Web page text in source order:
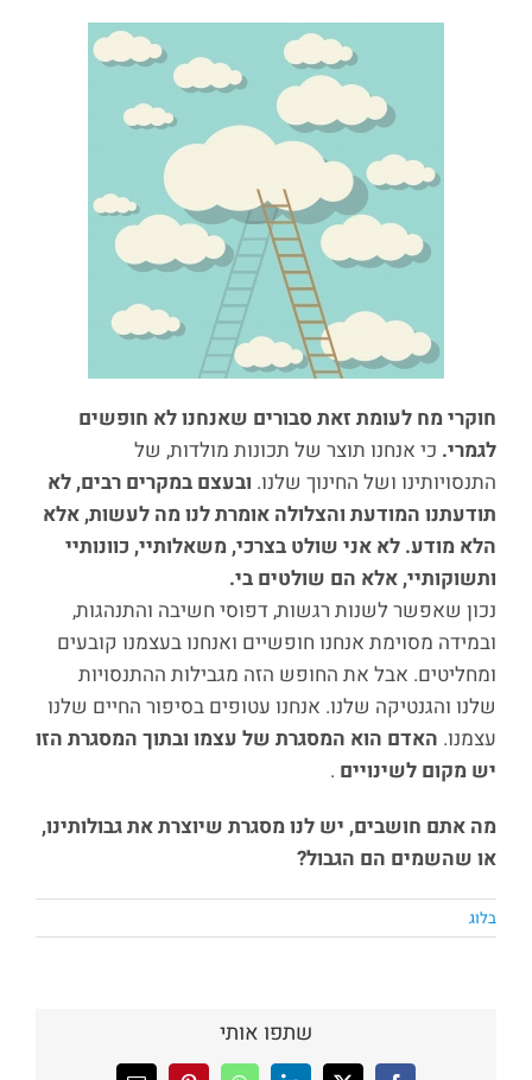
חוקרי מח לעומת זאת סבורים שאנחנו לא חופשים
לגמרי. כי אנחנו תוצר של תכונות מולדות, של
התנסויותינו ושל החינוך שלנו. ובעצם במקרים רבים, לא
תודעתנו המודעת והצלולה אומרת לנו מה לעשות, אלא
הלא מודע. לא אני שולט בצרכי, משאלותיי, כוונותיי
ותשוקותיי, אלא הם שולטים בי.
נכון שאפשר לשנות רגשות, דפוסי חשיבה והתנהגות,
ובמידה מסוימת אנחנו חופשיים ואנחנו בעצמנו קובעים
ומחליטים. אבל את החופש הזה מגבילות ההתנסויות
שלנו והגנטיקה שלנו. אנחנו עטופים בסיפור החיים שלנו
עצמנו. האדם הוא המסגרת של עצמו ובתוך המסגרת הזו
יש מקום לשינויים .
מה אתם חושבים, יש לנו מסגרת שיוצרת את גבולותינו,
או שהשמים הם הגבול?
בלוג
שתפו אותי